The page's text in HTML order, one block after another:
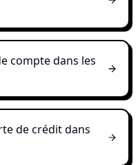
compte dans les
de crédit dans